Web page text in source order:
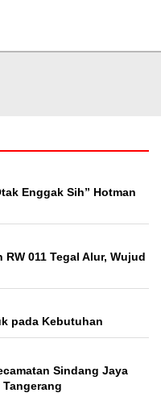
Enggak Sih” Hotman
011 Tegal Alur, Wujud
pada Kebutuhan
Sindang Jaya